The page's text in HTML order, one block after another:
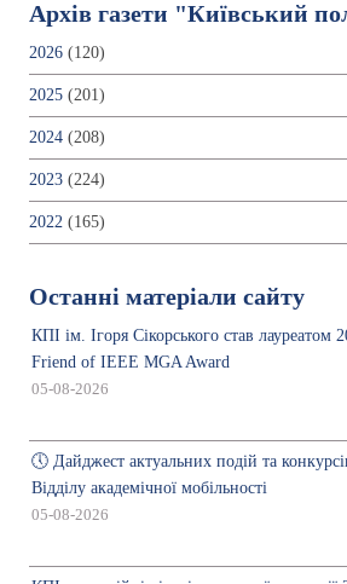
Архів газети "Київський
2026 (120)
2025 (201)
2024 (208)
2023 (224)
2022 (165)
Останні матеріали сайту
КПІ ім. Ігоря Сікорського став лауреатом
Friend of IEEE MGA Award
05-08-2026
🕔 Дайджест актуальних подій та
Відділу академічної мобільності
05-08-2026